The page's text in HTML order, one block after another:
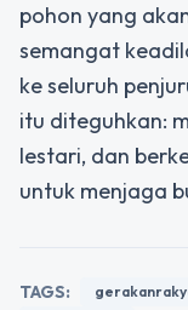
pohon yang
semangat
ke seluruh
itu diteguhkan:
lestari, dan
untuk menjaga
TAGS: